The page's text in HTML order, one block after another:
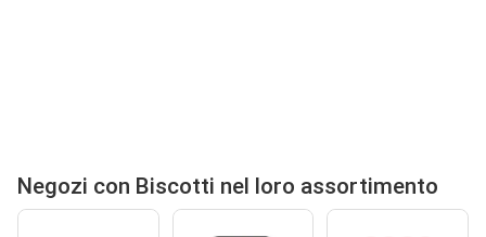
Negozi con Biscotti nel loro assortimento